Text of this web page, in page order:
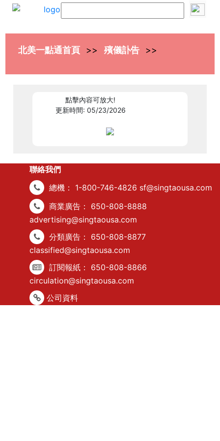
北美一點通首頁 殯儀訃告
點擊內容可放大!
更新時間: 05/23/2026
聯絡我們
總機：
1-800-746-4826 sf@singtaousa.com
商業廣告：
650-808-8888
advertising@singtaousa.com
分類廣告：
650-808-8877
classified@singtaousa.com
訂閱報紙：
650-808-8866
circulation@singtaousa.com
公司資料